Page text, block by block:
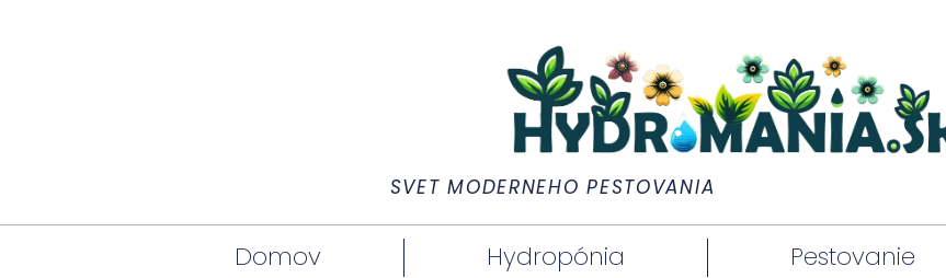
SVET MODERNÉHO PESTOVANIA
Domov Hydropónia Pestovanie